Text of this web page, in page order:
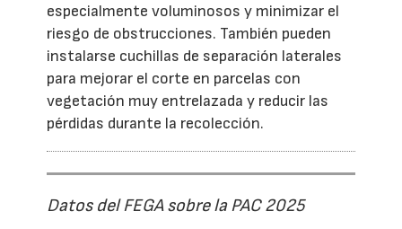
especialmente voluminosos y minimizar el
riesgo de obstrucciones. También pueden
instalarse cuchillas de separación laterales
para mejorar el corte en parcelas con
vegetación muy entrelazada y reducir las
pérdidas durante la recolección.
Datos del FEGA sobre la PAC 2025